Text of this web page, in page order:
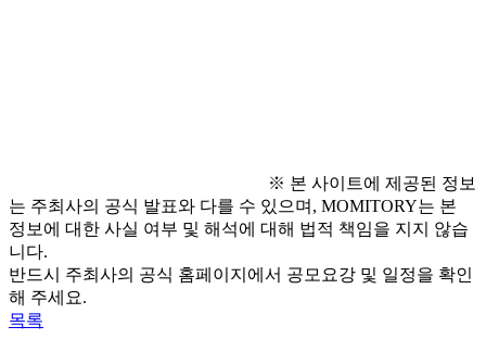
※ 본 사이트에 제공된 정보
는 주최사의 공식 발표와 다를 수 있으며, MOMITORY는 본
정보에 대한 사실 여부 및 해석에 대해 법적 책임을 지지 않습
니다.
반드시 주최사의 공식 홈페이지에서 공모요강 및 일정을 확인
해 주세요.
목록